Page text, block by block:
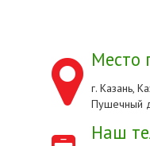
Место
г. Казань,
Пушечный
Наш